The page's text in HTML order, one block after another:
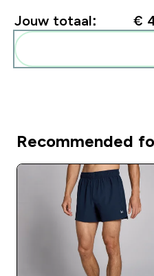
Jouw totaal: €
Recommended